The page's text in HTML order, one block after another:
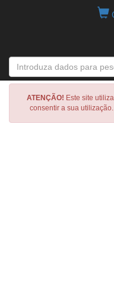
ATENÇÃO! Este site
consentir a sua